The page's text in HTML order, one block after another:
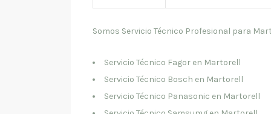
Somos Servicio Técnico Profesional para
Servicio Técnico Fagor en Martorell
Servicio Técnico Bosch en Martorell
Servicio Técnico Panasonic en Martorell